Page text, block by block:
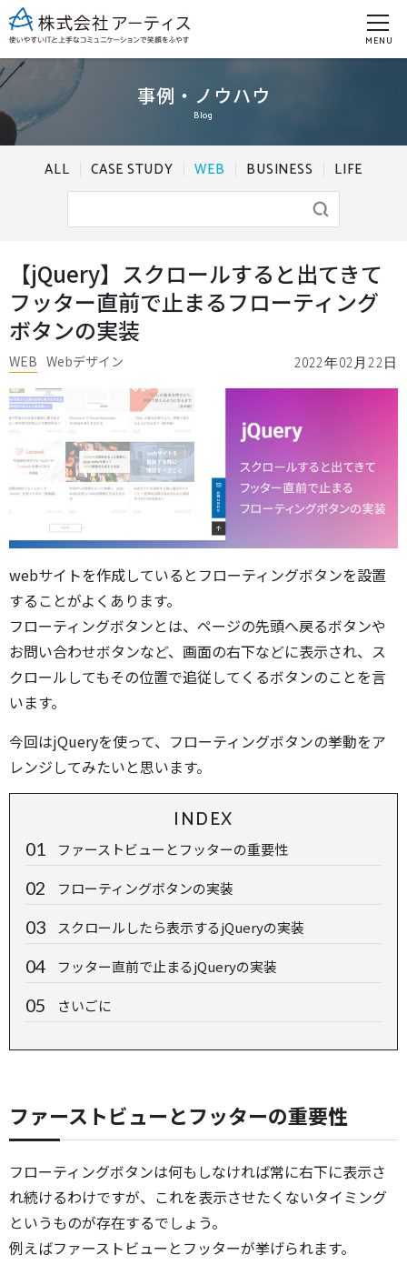
MENU
事例・ノウハウ
Blog
ALL CASE STUDY WEB BUSINESS LIFE
【jQuery】スクロールすると出てきて
フッター直前で止まるフローティング
ボタンの実装
2022年02月22日
WEB Webデザイン
webサイトを作成しているとフローティングボタンを設置
することがよくあります。
フローティングボタンとは、ページの先頭へ戻るボタンや
お問い合わせボタンなど、画面の右下などに表示され、ス
クロールしてもその位置で追従してくるボタンのことを言
います。
今回はjQueryを使って、フローティングボタンの挙動をア
レンジしてみたいと思います。
INDEX
ファーストビューとフッターの重要性
フローティングボタンの実装
スクロールしたら表示するjQueryの実装
フッター直前で止まるjQueryの実装
さいごに
ファーストビューとフッターの重要性
フローティングボタンは何もしなければ常に右下に表示さ
れ続けるわけですが、これを表示させたくないタイミング
というものが存在するでしょう。
例えばファーストビューとフッターが挙げられます。